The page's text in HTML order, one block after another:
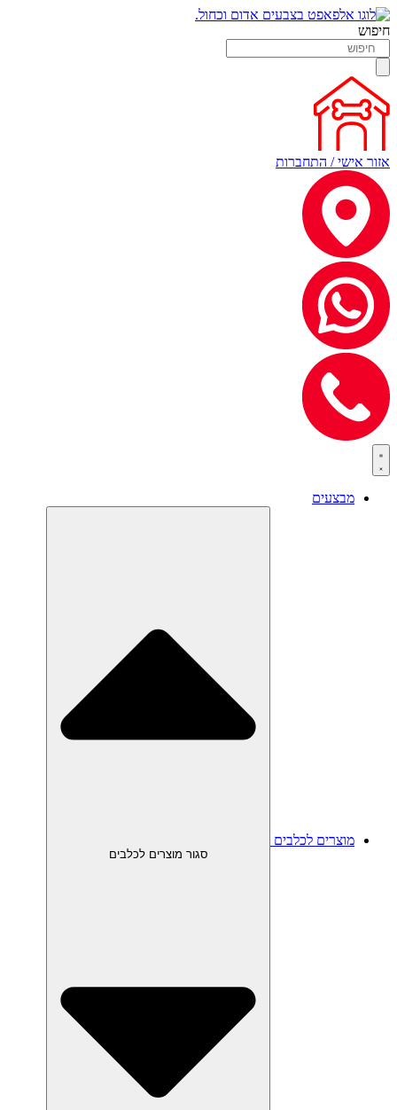
חיפוש
אזור אישי / התחברות
מבצעים
מוצרים לכלבים
סגור מוצרים לכלבים